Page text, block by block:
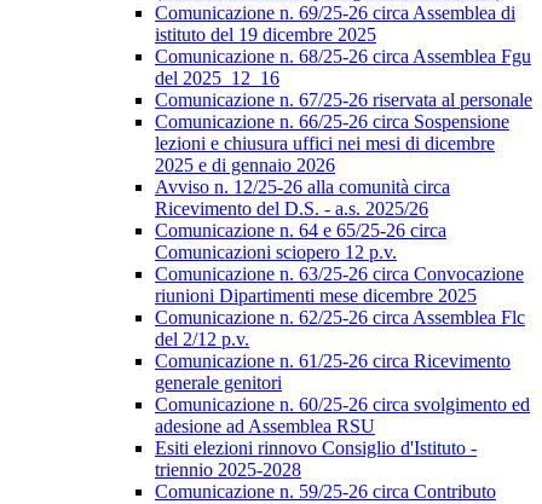
Comunicazione n. 69/25-26 circa Assemblea di
istituto del 19 dicembre 2025
Comunicazione n. 68/25-26 circa Assemblea Fgu
del 2025_12_16
Comunicazione n. 67/25-26 riservata al personale
Comunicazione n. 66/25-26 circa Sospensione
lezioni e chiusura uffici nei mesi di dicembre
2025 e di gennaio 2026
Avviso n. 12/25-26 alla comunità circa
Ricevimento del D.S. - a.s. 2025/26
Comunicazione n. 64 e 65/25-26 circa
Comunicazioni sciopero 12 p.v.
Comunicazione n. 63/25-26 circa Convocazione
riunioni Dipartimenti mese dicembre 2025
Comunicazione n. 62/25-26 circa Assemblea Flc
del 2/12 p.v.
Comunicazione n. 61/25-26 circa Ricevimento
generale genitori
Comunicazione n. 60/25-26 circa svolgimento ed
adesione ad Assemblea RSU
Esiti elezioni rinnovo Consiglio d'Istituto -
triennio 2025-2028
Comunicazione n. 59/25-26 circa Contributo